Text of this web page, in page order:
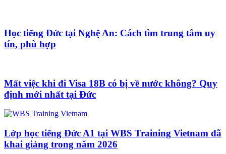
Học tiếng Đức tại Nghệ An: Cách tìm trung tâm uy
tín, phù hợp
Mất việc khi đi Visa 18B có bị về nước không? Quy
định mới nhất tại Đức
Lớp học tiếng Đức A1 tại WBS Training Vietnam đã
khai giảng trong năm 2026